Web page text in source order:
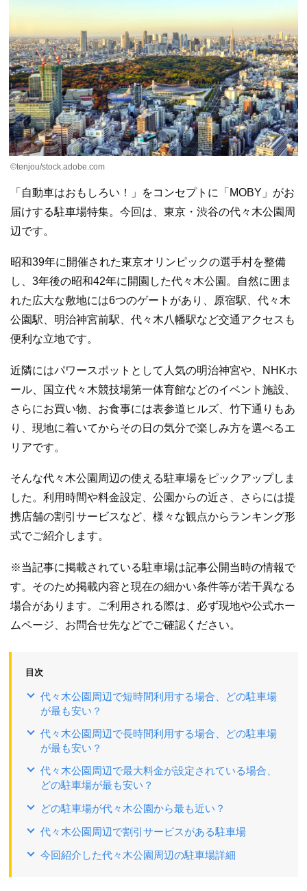
©tenjou/stock.adobe.com
「自動車はおもしろい！」をコンセプトに「MOBY」がお
届けする駐車場特集。今回は、東京・渋谷の代々木公園周
辺です。
昭和39年に開催された東京オリンピックの選手村を整備
し、3年後の昭和42年に開園した代々木公園。自然に囲ま
れた広大な敷地には6つのゲートがあり、原宿駅、代々木
公園駅、明治神宮前駅、代々木八幡駅など交通アクセスも
便利な立地です。
近隣にはパワースポットとして人気の明治神宮や、NHKホ
ール、国立代々木競技場第一体育館などのイベント施設、
さらにお買い物、お食事には表参道ヒルズ、竹下通りもあ
り、現地に着いてからその日の気分で楽しみ方を選べるエ
リアです。
そんな代々木公園周辺の使える駐車場をピックアップしま
した。利用時間や料金設定、公園からの近さ、さらには提
携店舗の割引サービスなど、様々な観点からランキング形
式でご紹介します。
※当記事に掲載されている駐車場は記事公開当時の情報で
す。そのため掲載内容と現在の細かい条件等が若干異なる
場合があります。ご利用される際は、必ず現地や公式ホー
ムページ、お問合せ先などでご確認ください。
目次
代々木公園周辺で短時間利用する場合、どの駐車場
が最も安い？
代々木公園周辺で長時間利用する場合、どの駐車場
が最も安い？
代々木公園周辺で最大料金が設定されている場合、
どの駐車場が最も安い？
どの駐車場が代々木公園から最も近い？
代々木公園周辺で割引サービスがある駐車場
今回紹介した代々木公園周辺の駐車場詳細